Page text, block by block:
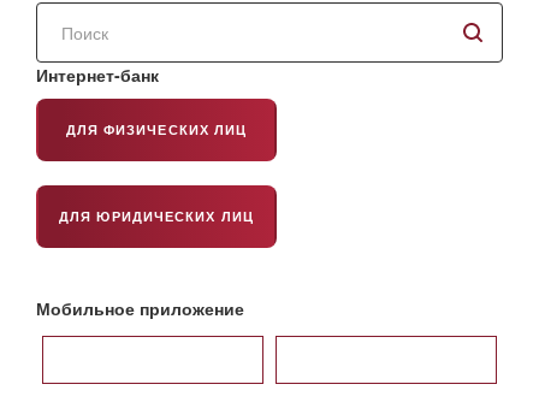
Поиск
сайту
Интернет-банк
ДЛЯ ФИЗИЧЕСКИХ ЛИЦ
ДЛЯ ЮРИДИЧЕСКИХ ЛИЦ
Мобильное приложение